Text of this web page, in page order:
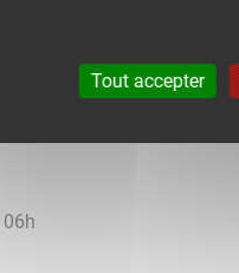
Tout accepter